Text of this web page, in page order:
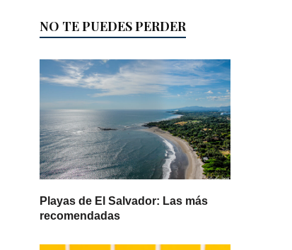
NO TE PUEDES PERDER
Playas de El Salvador: Las más
recomendadas